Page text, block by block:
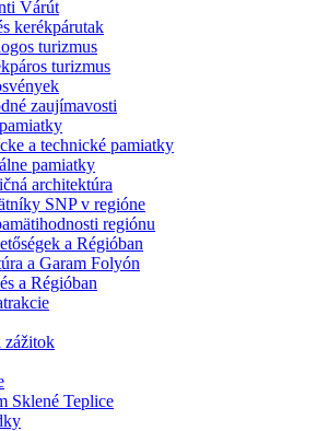
Várút
kerékpárutak
turizmus
turizmus
zaujímavosti
a technické pamiatky
pamiatky
architektúra
SNP v regióne
regiónu
a Régióban
a Garam Folyón
a Régióban
zážitok
Sklené Teplice